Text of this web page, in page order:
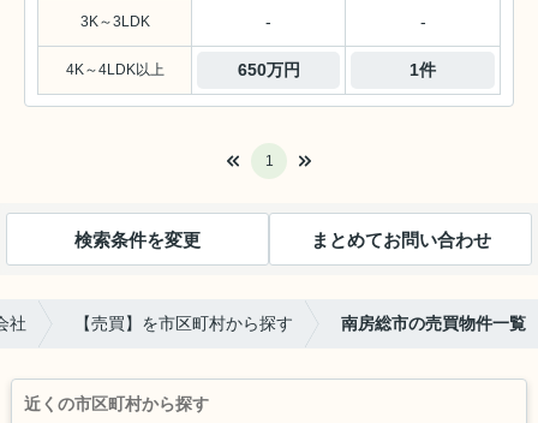
3K～3LDK - -
4K～4LDK以上 650万円 1件
1
検索条件を変更 まとめてお問い合わせ
社 【売買】を市区町村から探す 南房総市の売買物件一覧
近くの市区町村から探す